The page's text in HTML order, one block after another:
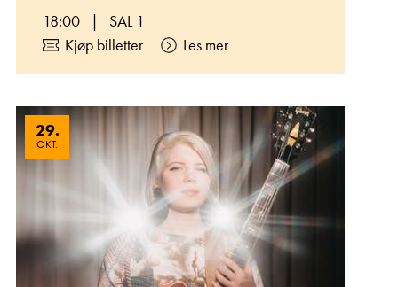
18:00 |
SAL 1
Kjøp billetter
Les mer
29.
OKT.